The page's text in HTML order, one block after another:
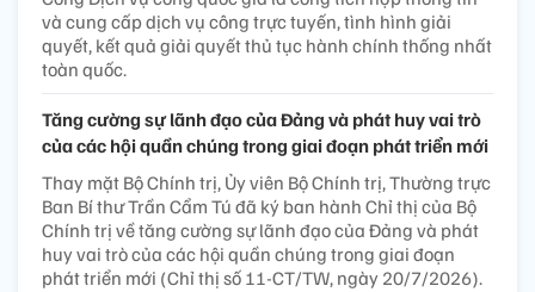
và cung cấp dịch vụ công trực tuyến, tình hình giải
quyết, kết quả giải quyết thủ tục hành chính thống nhất
toàn quốc.
Tăng cường sự lãnh đạo của Đảng và phát huy vai trò
của các hội quần chúng trong giai đoạn phát triển mới
Thay mặt Bộ Chính trị, Ủy viên Bộ Chính trị, Thường trực
Ban Bí thư Trần Cẩm Tú đã ký ban hành Chỉ thị của Bộ
Chính trị về tăng cường sự lãnh đạo của Đảng và phát
huy vai trò của các hội quần chúng trong giai đoạn
phát triển mới (Chỉ thị số 11-CT/TW, ngày 20/7/2026).